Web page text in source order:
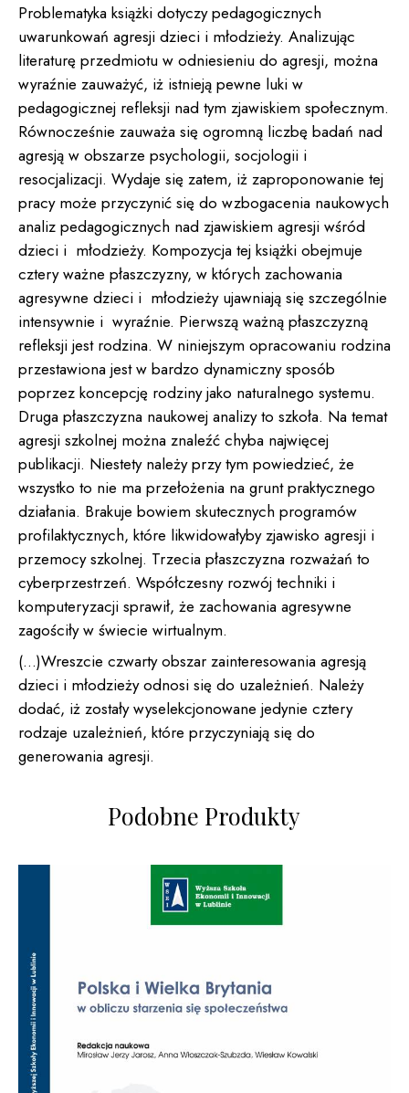
Problematyka książki dotyczy pedagogicznych
uwarunkowań agresji dzieci i młodzieży. Analizując
literaturę przedmiotu w odniesieniu do agresji, można
wyraźnie zauważyć, iż istnieją pewne luki w
pedagogicznej refleksji nad tym zjawiskiem społecznym.
Równocześnie zauważa się ogromną liczbę badań nad
agresją w obszarze psychologii, socjologii i
resocjalizacji. Wydaje się zatem, iż zaproponowanie tej
pracy może przyczynić się do wzbogacenia naukowych
analiz pedagogicznych nad zjawiskiem agresji wśród
dzieci i młodzieży. Kompozycja tej książki obejmuje
cztery ważne płaszczyzny, w których zachowania
agresywne dzieci i młodzieży ujawniają się szczególnie
intensywnie i wyraźnie. Pierwszą ważną płaszczyzną
refleksji jest rodzina. W niniejszym opracowaniu rodzina
przestawiona jest w bardzo dynamiczny sposób
poprzez koncepcję rodziny jako naturalnego systemu.
Druga płaszczyzna naukowej analizy to szkoła. Na temat
agresji szkolnej można znaleźć chyba najwięcej
publikacji. Niestety należy przy tym powiedzieć, że
wszystko to nie ma przełożenia na grunt praktycznego
działania. Brakuje bowiem skutecznych programów
profilaktycznych, które likwidowałyby zjawisko agresji i
przemocy szkolnej. Trzecia płaszczyzna rozważań to
cyberprzestrzeń. Współczesny rozwój techniki i
komputeryzacji sprawił, że zachowania agresywne
zagościły w świecie wirtualnym.
(…)Wreszcie czwarty obszar zainteresowania agresją
dzieci i młodzieży odnosi się do uzależnień. Należy
dodać, iż zostały wyselekcjonowane jedynie cztery
rodzaje uzależnień, które przyczyniają się do
generowania agresji.
Podobne Produkty